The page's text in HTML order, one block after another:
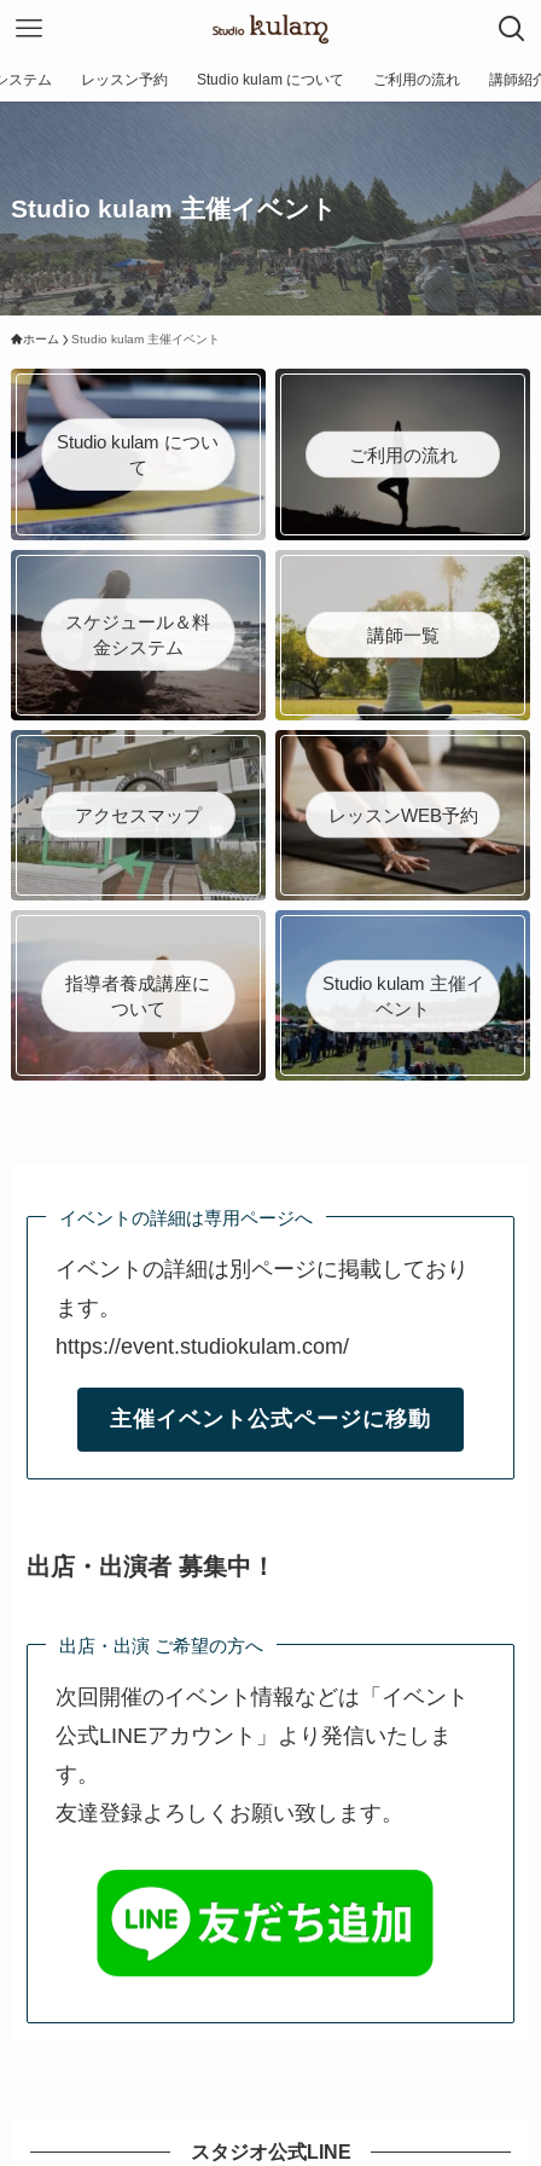
ステム レッスン予約 Studio kulam について ご利用の流れ 講師紹
Studio kulam 主催イベント
ホーム Studio kulam 主催イベント
Studio kulam につい
て
ご利用の流れ
スケジュール＆料
金システム
講師一覧
アクセスマップ レッスンWEB予約
指導者養成講座に
ついて
Studio kulam 主催イ
ベント
イベントの詳細は専用ページへ
イベントの詳細は別ページに掲載しており
ます。
https://event.studiokulam.com/
主催イベント公式ページに移動
出店・出演者 募集中！
出店・出演 ご希望の方へ
次回開催のイベント情報などは「イベント
公式LINEアカウント」より発信いたしま
す。
友達登録よろしくお願い致します。
スタジオ公式LINE